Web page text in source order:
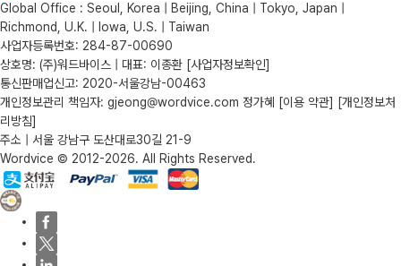
Global Office : Seoul, Korea | Beijing, China | Tokyo, Japan |
Richmond, U.K. | Iowa, U.S. | Taiwan
사업자등록번호: 284-87-00690
상호명: (주)워드바이스 | 대표: 이종환 [사업자정보확인]
통신판매업신고: 2020-서울강남-00463
개인정보관리 책임자: gjeong@wordvice.com 정가혜
[이용 약관]
[개인정보처
리방침]
주소 | 서울 강남구 도산대로30길 21-9
Wordvice © 2012-2026. All Rights Reserved.